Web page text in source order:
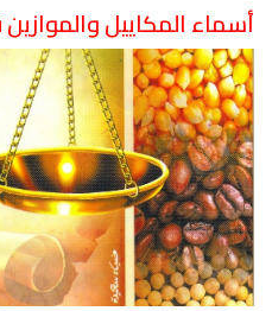
أسماء المكاييل